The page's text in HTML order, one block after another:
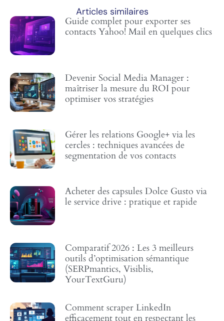
Articles similaires
Guide complet pour exporter ses
contacts Yahoo! Mail en quelques clics
Devenir Social Media Manager :
maîtriser la mesure du ROI pour
optimiser vos stratégies
Gérer les relations Google+ via les
cercles : techniques avancées de
segmentation de vos contacts
Acheter des capsules Dolce Gusto via
le service drive : pratique et rapide
Comparatif 2026 : Les 3 meilleurs
outils d’optimisation sémantique
(SERPmantics, Visiblis,
YourTextGuru)
Comment scraper LinkedIn
efficacement tout en respectant les